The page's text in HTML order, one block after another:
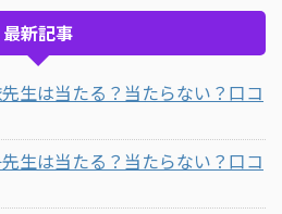
最新記事
生は当たる？当たらない？口コ
生は当たる？当たらない？口コ